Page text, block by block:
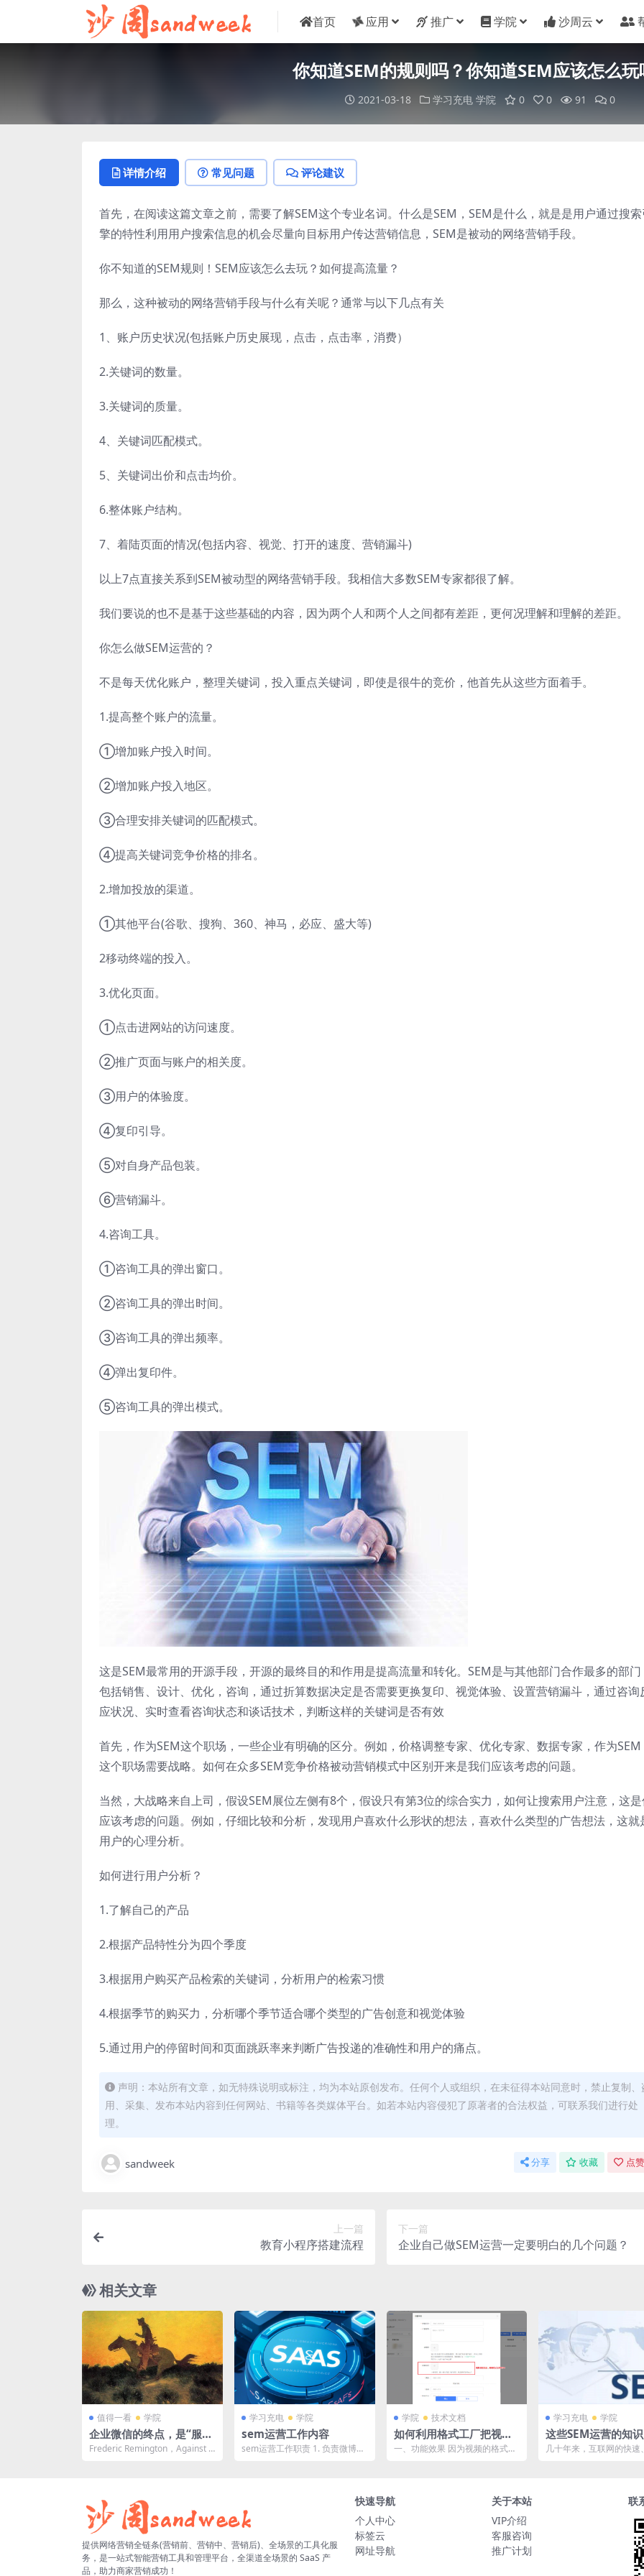
首页 应用 推广 学院 沙周云
你知道SEM的规则吗？你知道SEM应该怎么玩
2021-03-18 学习充电 学院 0 0 91 0
详情介绍 常见问题 评论建议
首先，在阅读这篇文章之前，需要了解SEM这个专业名词。什么是SEM，SEM是什么，就是是用户通过搜索
擎的特性利用用户搜索信息的机会尽量向目标用户传达营销信息，SEM是被动的网络营销手段。
你不知道的SEM规则！SEM应该怎么去玩？如何提高流量？
那么，这种被动的网络营销手段与什么有关呢？通常与以下几点有关
1、账户历史状况(包括账户历史展现，点击，点击率，消费）
2.关键词的数量。
3.关键词的质量。
4、关键词匹配模式。
5、关键词出价和点击均价。
6.整体账户结构。
7、着陆页面的情况(包括内容、视觉、打开的速度、营销漏斗)
以上7点直接关系到SEM被动型的网络营销手段。我相信大多数SEM专家都很了解。
我们要说的也不是基于这些基础的内容，因为两个人和两个人之间都有差距，更何况理解和理解的差距。
你怎么做SEM运营的？
不是每天优化账户，整理关键词，投入重点关键词，即使是很牛的竞价，他首先从这些方面着手。
1.提高整个账户的流量。
①增加账户投入时间。
②增加账户投入地区。
③合理安排关键词的匹配模式。
④提高关键词竞争价格的排名。
2.增加投放的渠道。
①其他平台(谷歌、搜狗、360、神马，必应、盛大等)
2移动终端的投入。
3.优化页面。
①点击进网站的访问速度。
②推广页面与账户的相关度。
③用户的体验度。
④复印引导。
⑤对自身产品包装。
⑥营销漏斗。
4.咨询工具。
①咨询工具的弹出窗口。
②咨询工具的弹出时间。
③咨询工具的弹出频率。
④弹出复印件。
⑤咨询工具的弹出模式。
这是SEM最常用的开源手段，开源的最终目的和作用是提高流量和转化。SEM是与其他部门合作最多的部门
包括销售、设计、优化，咨询，通过折算数据决定是否需要更换复印、视觉体验、设置营销漏斗，通过咨询
应状况、实时查看咨询状态和谈话技术，判断这样的关键词是否有效
首先，作为SEM这个职场，一些企业有明确的区分。例如，价格调整专家、优化专家、数据专家，作为SEM
这个职场需要战略。如何在众多SEM竞争价格被动营销模式中区别开来是我们应该考虑的问题。
当然，大战略来自上司，假设SEM展位左侧有8个，假设只有第3位的综合实力，如何让搜索用户注意，这
应该考虑的问题。例如，仔细比较和分析，发现用户喜欢什么形状的想法，喜欢什么类型的广告想法，这就
用户的心理分析。
如何进行用户分析？
1.了解自己的产品
2.根据产品特性分为四个季度
3.根据用户购买产品检索的关键词，分析用户的检索习惯
4.根据季节的购买力，分析哪个季节适合哪个类型的广告创意和视觉体验
5.通过用户的停留时间和页面跳跃率来判断广告投递的准确性和用户的痛点。
声明：本站所有文章，如无特殊说明或标注，均为本站原创发布。任何个人或组织，在未征得本站同意时，禁止复制、
用、采集、发布本站内容到任何网站、书籍等各类媒体平台。如若本站内容侵犯了原著者的合法权益，可联系我们进行处
理。
sandweek 分享 收藏 点
上一篇
教育小程序搭建流程
下一篇
企业自己做SEM运营一定要明白的几个问题？
相关文章
值得一看 学院
企业微信的终点，是“服务
号”的消失
Frederic Remington，Against t
学习充电 学院
sem运营工作内容
sem运营工作职责 1. 负责微博、
学院 技术文档
如何利用格式工厂把视频
转码为mp4格式
一、功能效果 因为视频的格式有
学习充电 学院
这些SEM运营的知
都知道吗？
几十年来，互联网的快速
提供网络营销全链条(营销前、营销中、营销后)、全场景的工具化服
务，是一站式智能营销工具和管理平台，全渠道全场景的 SaaS 产
品，助力商家营销成功！
快速导航
个人中心
标签云
网址导航
关于本站
VIP介绍
客服咨询
推广计划
联